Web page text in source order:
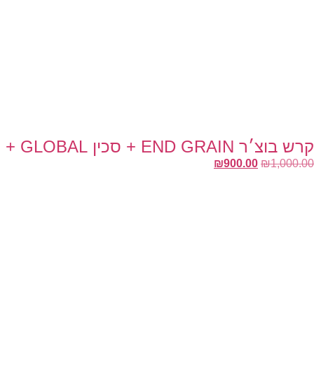
קרש בוצ׳ר END GRAIN + סכין GLOBAL + מוט השחזה 20 ס״מ
₪1,000.00
₪900.00